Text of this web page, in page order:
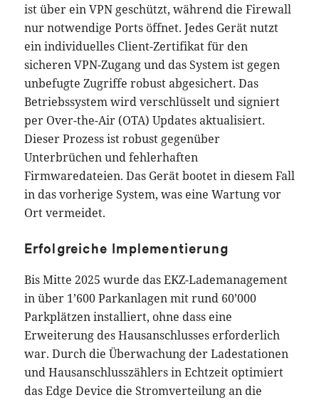
ist über ein VPN geschützt, während die Firewall
nur notwendige Ports öffnet. Jedes Gerät nutzt
ein individuelles Client-Zertifikat für den
sicheren VPN-Zugang und das System ist gegen
unbefugte Zugriffe robust abgesichert. Das
Betriebssystem wird verschlüsselt und signiert
per Over-the-Air (OTA) Updates aktualisiert.
Dieser Prozess ist robust gegenüber
Unterbrüchen und fehlerhaften
Firmwaredateien. Das Gerät bootet in diesem Fall
in das vorherige System, was eine Wartung vor
Ort vermeidet.
Erfolgreiche Implementierung
Bis Mitte 2025 wurde das EKZ-Lademanagement
in über 1’600 Parkanlagen mit rund 60’000
Parkplätzen installiert, ohne dass eine
Erweiterung des Hausanschlusses erforderlich
war. Durch die Überwachung der Ladestationen
und Hausanschlusszählers in Echtzeit optimiert
das Edge Device die Stromverteilung an die